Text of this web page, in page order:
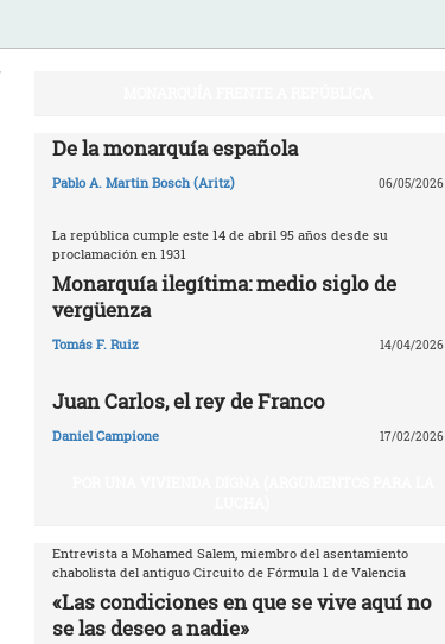
De la monarquía española
Pablo A. Martin Bosch (Aritz) 06/05/2026
La república cumple este 14 de abril 95 años desde su
proclamación en 1931
Monarquía ilegítima: medio siglo de
vergüenza
Tomás F. Ruiz 14/04/2026
Juan Carlos, el rey de Franco
Daniel Campione 17/02/2026
Entrevista a Mohamed Salem, miembro del asentamiento
chabolista del antiguo Circuito de Fórmula 1 de Valencia
«Las condiciones en que se vive aquí no
se las deseo a nadie»